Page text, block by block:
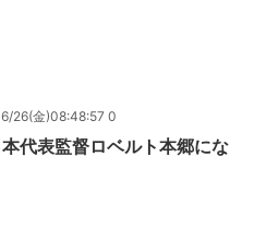
26(金)08:48:57 0
代表監督ロベルト本郷にな